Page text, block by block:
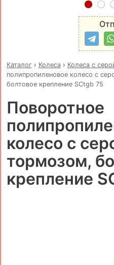
Каталог› Колеса› Колеса с
полипропиленовое колесо с
болтовое крепление SCtgb 75
Поворотное
колесо с
тормозом,
крепление